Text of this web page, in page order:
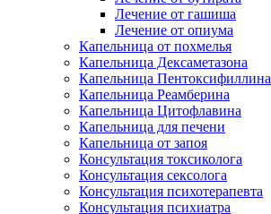
Лечение от гашиша
Лечение от опиума
Капельница от похмелья
Капельница Дексаметазона
Капельница Пентоксифиллина
Капельница Реамберина
Капельница Цитофлавина
Капельница для печени
Капельница от запоя
Консультация токсиколога
Консультация сексолога
Консультация психотерапевта
Консультация психиатра